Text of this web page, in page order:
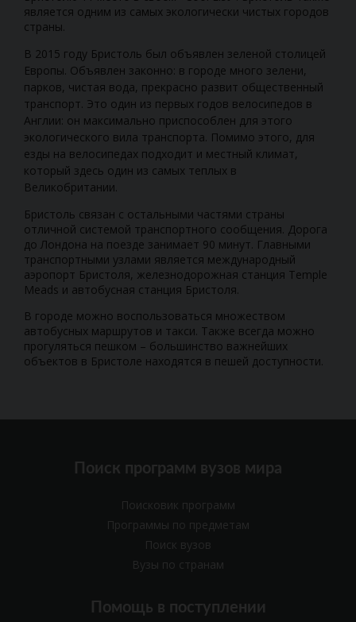
является одним из самых экологически чистых городов
страны.
В 2015 году Бристоль был объявлен зеленой столицей
Европы. Объявлен законно: в городе много зелени,
парков, чистая вода, прекрасно развит общественный
транспорт. Это один из первых годов велосипедов в
Англии: он максимально приспособлен для этого
экологического вила транспорта. Помимо этого, для
езды на велосипедах подходит и местный климат,
который здесь один из самых теплых в
Великобритании.
Бристоль связан с остальными частями страны
отличной системой транспортного сообщения. Дорога
до Лондона на поезде занимает 90 минут. Главными
транспортными узлами является международный
аэропорт Бристоля, железнодорожная станция Temple
Meads и автобусная станция Бристоля.
В городе можно воспользоваться множеством
автобусных маршрутов и такси. Также всегда можно
прогуляться пешком – большинство важнейших
объектов в Бристоле находятся в пешей доступности.
Поиск программ вузов мира
Поисковик программ
Программы по предметам
Поиск вузов
Вузы по странам
Помощь в поступлении